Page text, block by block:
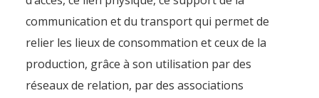
communication et du transport qui permet de
relier les lieux de consommation et ceux de la
production, grâce à son utilisation par des
réseaux de relation, par des associations